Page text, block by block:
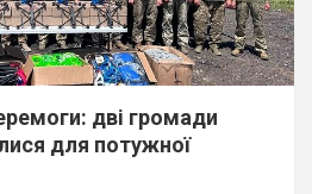
дві громади
для потужної